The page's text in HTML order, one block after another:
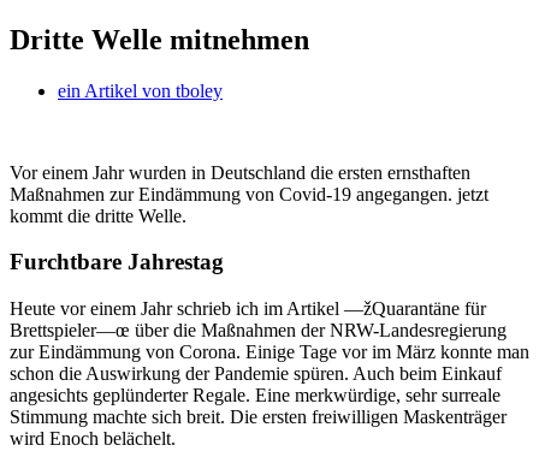
Dritte Welle mitnehmen
ein Artikel von tboley
Vor einem Jahr wurden in Deutschland die ersten ernsthaften
Maßnahmen zur Eindämmung von Covid-19 angegangen. jetzt
kommt die dritte Welle.
Furchtbare Jahrestag
Heute vor einem Jahr schrieb ich im Artikel —žQuarantäne für
Brettspieler—œ über die Maßnahmen der NRW-Landesregierung
zur Eindämmung von Corona. Einige Tage vor im März konnte man
schon die Auswirkung der Pandemie spüren. Auch beim Einkauf
angesichts geplünderter Regale. Eine merkwürdige, sehr surreale
Stimmung machte sich breit. Die ersten freiwilligen Maskenträger
wird Enoch belächelt.